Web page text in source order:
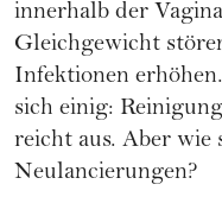
innerhalb der
Gleichgewicht
Infektionen
sich einig:
reicht aus. Aber wie
Neulancierungen?